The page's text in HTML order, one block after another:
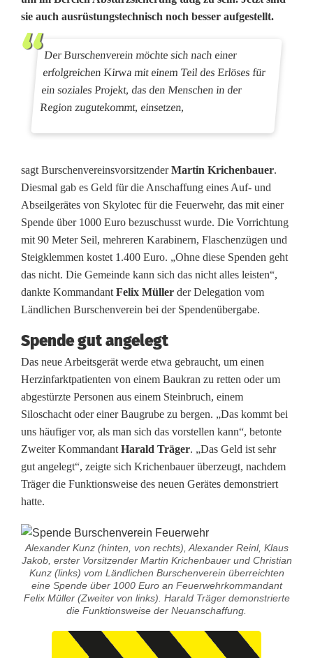
o
f
o
n
e
l
l
e
H
ö
h
e
n
-
u
n
d
T
i
sie auch ausrüstungstechnisch noch besser aufgestellt.
Der Burschenverein möchte sich nach einer
erfolgreichen Kirwa mit einem Teil des Erlöses für
ein soziales Projekt, das den Menschen in der
Region zugutekommt, einsetzen,
sagt BurschenvereinsvorsitzenderMartin Krichenbauer.
Diesmal gab es Geld für die Anschaffung eines Auf- und
Abseilgerätes von Skylotec für die Feuerwehr, das mit einer
Spende über 1000 Euro bezuschusst wurde. Die Vorrichtung
mit 90 Meter Seil, mehreren Karabinern, Flaschenzügen und
Steigklemmen kostet 1.400 Euro. „Ohne diese Spenden geht
das nicht. Die Gemeinde kann sich das nicht alles leisten“,
dankte Kommandant Felix Müller der Delegation vom
Ländlichen Burschenverein bei der Spendenübergabe.
Spende gut angelegt
Das neue Arbeitsgerät werde etwa gebraucht, um einen
Herzinfarktpatienten von einem Baukran zu retten oder um
abgestürzte Personen aus einem Steinbruch, einem
Siloschacht oder einer Baugrube zu bergen. „Das kommt bei
uns häufiger vor, als man sich das vorstellen kann“, betonte
Zweiter Kommandant Harald Träger. „Das Geld ist sehr
gut angelegt“, zeigte sich Krichenbauer überzeugt, nachdem
Träger die Funktionsweise des neuen Gerätes demonstriert
hatte.
Alexander Kunz (hinten, von rechts), Alexander Reinl, Klaus
Jakob, erster Vorsitzender Martin Krichenbauer und Christian
Kunz (links) vom Ländlichen Burschenverein überreichten
eine Spende über 1000 Euro an Feuerwehrkommandant
Felix Müller (Zweiter von links). Harald Träger demonstrierte
die Funktionsweise der Neuanschaffung.